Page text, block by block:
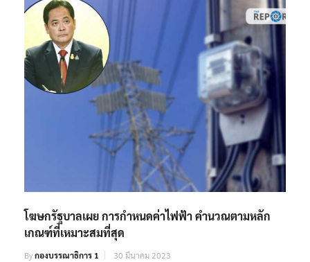
โฆษกรัฐบาลเผย การกำหนดค่าไฟฟ้า คำนวณตามหลัก
เกณฑ์ที่เหมาะสมที่สุด
Byกองบรรณาธิการ 1 30 มีนาคม 2023